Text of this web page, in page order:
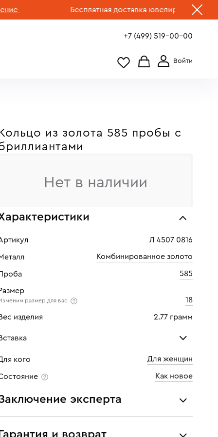
Бесплатная доставка ювелирных изделий
+7 (499) 519-00-00
Кольцо из золота 585 пробы c
Нет в наличии
Л 4507 0816
Комбинированное золото
585
размер для вас 18
изделия 2.77 грамм
Бриллиант
Количество 1 шт
Каратность 0,08
кого Для женщин
Как новое
эксперта
украшения проходят экспертизу подлинности и
характеристикам ювелирных изделий,
Гарантия и возврат